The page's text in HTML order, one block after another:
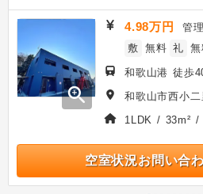
zoom_in
4.98万円 管
敷 無料 礼 無
和歌山港 徒歩
和歌山市西小二
1LDK / 33m² /
空室状況お問い合